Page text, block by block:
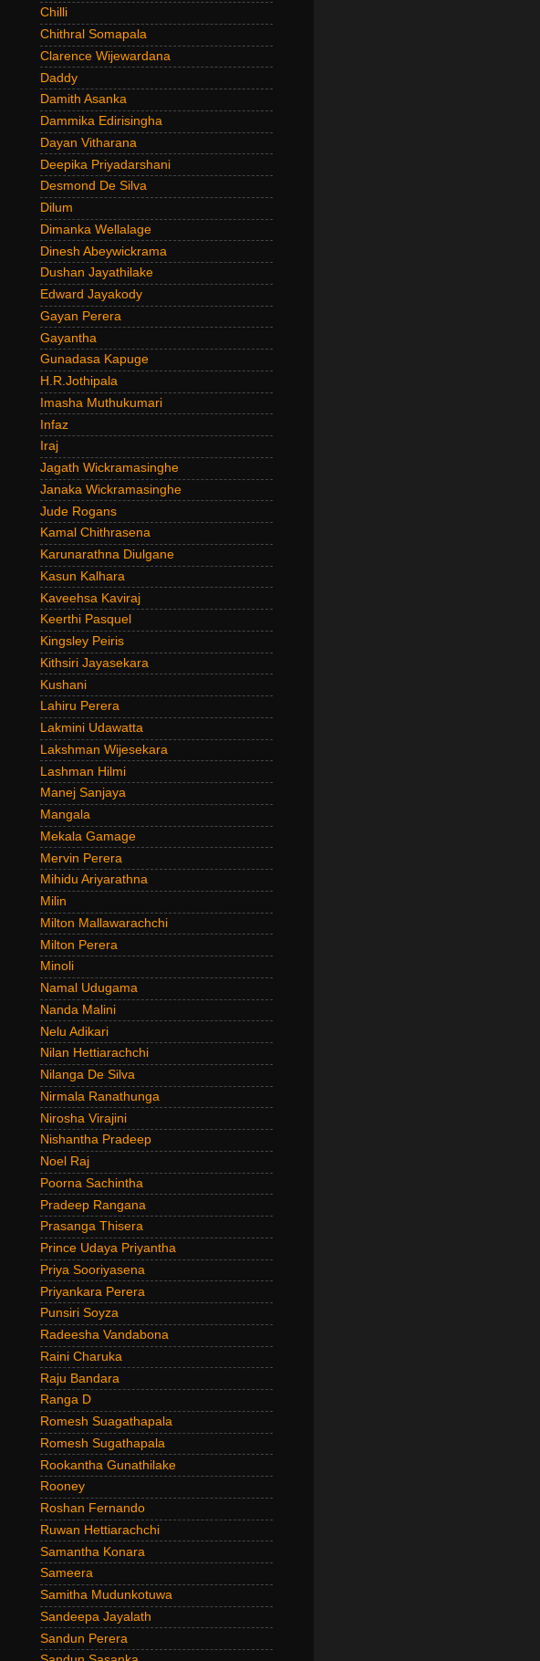
Chilli
Chithral Somapala
Clarence Wijewardana
Daddy
Damith Asanka
Dammika Edirisingha
Dayan Vitharana
Deepika Priyadarshani
Desmond De Silva
Dilum
Dimanka Wellalage
Dinesh Abeywickrama
Dushan Jayathilake
Edward Jayakody
Gayan Perera
Gayantha
Gunadasa Kapuge
H.R.Jothipala
Imasha Muthukumari
Infaz
Iraj
Jagath Wickramasinghe
Janaka Wickramasinghe
Jude Rogans
Kamal Chithrasena
Karunarathna Diulgane
Kasun Kalhara
Kaveehsa Kaviraj
Keerthi Pasquel
Kingsley Peiris
Kithsiri Jayasekara
Kushani
Lahiru Perera
Lakmini Udawatta
Lakshman Wijesekara
Lashman Hilmi
Manej Sanjaya
Mangala
Mekala Gamage
Mervin Perera
Mihidu Ariyarathna
Milin
Milton Mallawarachchi
Milton Perera
Minoli
Namal Udugama
Nanda Malini
Nelu Adikari
Nilan Hettiarachchi
Nilanga De Silva
Nirmala Ranathunga
Nirosha Virajini
Nishantha Pradeep
Noel Raj
Poorna Sachintha
Pradeep Rangana
Prasanga Thisera
Prince Udaya Priyantha
Priya Sooriyasena
Priyankara Perera
Punsiri Soyza
Radeesha Vandabona
Raini Charuka
Raju Bandara
Ranga D
Romesh Suagathapala
Romesh Sugathapala
Rookantha Gunathilake
Rooney
Roshan Fernando
Ruwan Hettiarachchi
Samantha Konara
Sameera
Samitha Mudunkotuwa
Sandeepa Jayalath
Sandun Perera